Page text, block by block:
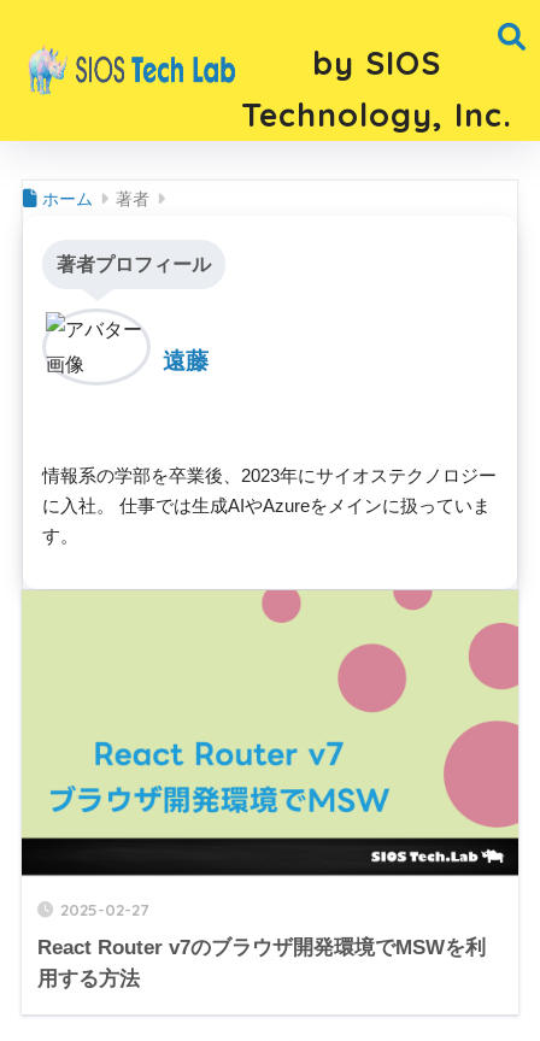
by SIOS
Technology, Inc.
ホーム 著者
著者プロフィール
遠藤
情報系の学部を卒業後、2023年にサイオステクノロジー
に入社。 仕事では生成AIやAzureをメインに扱っていま
す。
2025-02-27
React Router v7のブラウザ開発環境でMSWを利
用する方法